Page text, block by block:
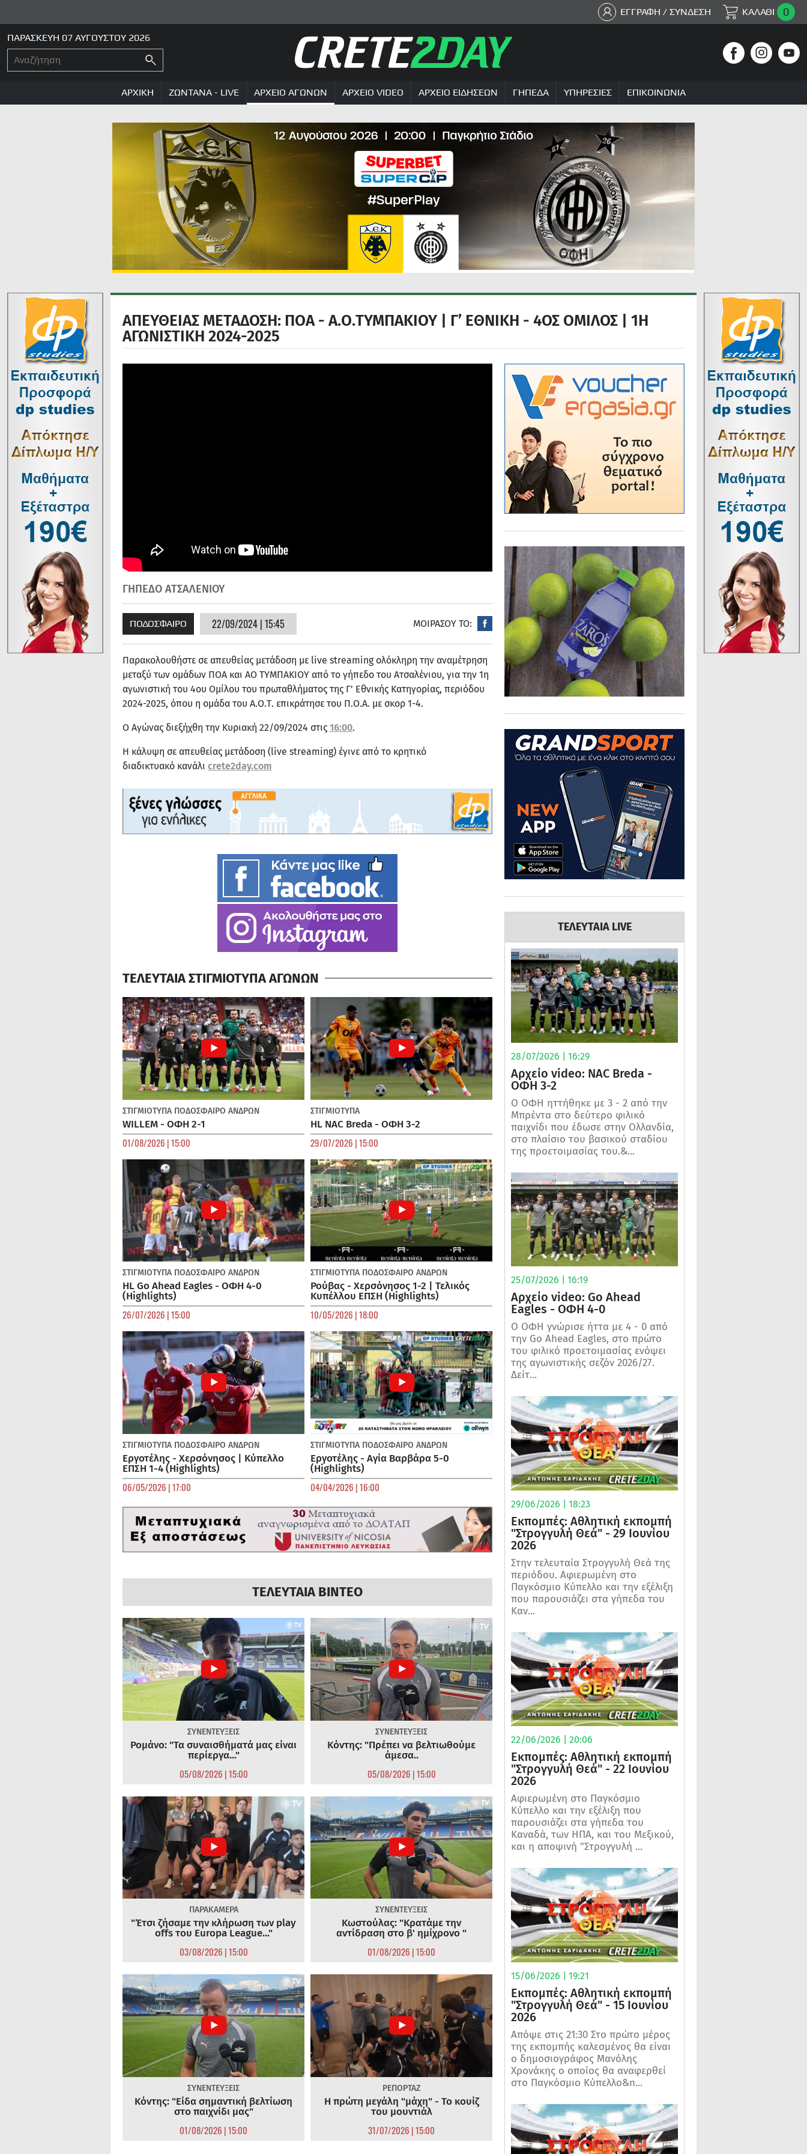
ΕΓΓΡΑΦΗ / ΣΥΝΔΕΣΗ ΚΑΛΑΘΙ 0
ΠΑΡΑΣΚΕΥΗ 07 ΑΥΓΟΥΣΤΟΥ 2026
ΑΡΧΙΚΗ ΖΩΝΤΑΝΑ - LIVE ΑΡΧΕΙΟ ΑΓΩΝΩΝ ΑΡΧΕΙΟ VIDEO ΑΡΧΕΙΟ ΕΙΔΗΣΕΩΝ ΓΗΠΕΔΑ ΥΠΗΡΕΣΙΕΣ ΕΠΙΚΟΙΝΩΝΙΑ
ΑΠΕΥΘΕΙΑΣ ΜΕΤΑΔΟΣΗ: ΠΟΑ - Α.Ο.ΤΥΜΠΑΚΙΟΥ | Γ’ ΕΘΝΙΚΗ - 4ΟΣ ΟΜΙΛΟΣ | 1Η
ΑΓΩΝΙΣΤΙΚΗ 2024-2025
ΓΗΠΕΔΟ ΑΤΣΑΛΕΝΙΟΥ
ΠΟΔΟΣΦΑΙΡΟ 22/09/2024 | 15:45 ΜΟΙΡΑΣΟΥ ΤΟ:
Παρακολουθήστε σε απευθείας μετάδοση με live streaming ολόκληρη την αναμέτρηση
μεταξύ των ομάδων ΠΟΑ και ΑΟ ΤΥΜΠΑΚΙΟΥ από το γήπεδο του Ατσαλένιου, για την 1η
αγωνιστική του 4ου Ομίλου του πρωταθλήματος της Γ' Εθνικής Κατηγορίας, περιόδου
2024-2025, όπου η ομάδα του Α.Ο.Τ. επικράτησε του Π.Ο.Α. με σκορ 1-4.
Ο Αγώνας διεξήχθη την Κυριακή 22/09/2024 στις 16:00.
Η κάλυψη σε απευθείας μετάδοση (live streaming) έγινε από το κρητικό
διαδικτυακό κανάλι crete2day.com
ΤΕΛΕΥΤΑΙΑ ΣΤΙΓΜΙΟΤΥΠΑ ΑΓΩΝΩΝ
ΣΤΙΓΜΙΟΤΥΠΑ ΠΟΔΌΣΦΑΙΡΟ ΑΝΔΡΏΝ
WILLEM - ΟΦΗ 2-1
01/08/2026 | 15:00
ΣΤΙΓΜΙΟΤΥΠΑ
HL NAC Breda - ΟΦΗ 3-2
29/07/2026 | 15:00
ΣΤΙΓΜΙΟΤΥΠΑ ΠΟΔΌΣΦΑΙΡΟ ΑΝΔΡΏΝ
HL Go Ahead Eagles - ΟΦΗ 4-0
(Highlights)
26/07/2026 | 15:00
ΣΤΙΓΜΙΟΤΥΠΑ ΠΟΔΌΣΦΑΙΡΟ ΑΝΔΡΏΝ
Ρούβας - Χερσόνησος 1-2 | Τελικός
Κυπέλλου ΕΠΣΗ (Highlights)
10/05/2026 | 18:00
ΣΤΙΓΜΙΟΤΥΠΑ ΠΟΔΌΣΦΑΙΡΟ ΑΝΔΡΏΝ
Εργοτέλης - Χερσόνησος | Κύπελλο
ΕΠΣΗ 1-4 (Highlights)
06/05/2026 | 17:00
ΣΤΙΓΜΙΟΤΥΠΑ ΠΟΔΌΣΦΑΙΡΟ ΑΝΔΡΏΝ
Εργοτέλης - Αγία Βαρβάρα 5-0
(Highlights)
04/04/2026 | 16:00
ΤΕΛΕΥΤΑΙΑ ΒΙΝΤΕΟ
ΣΥΝΕΝΤΕΥΞΕΙΣ
Ρομάνο: "Τα συναισθήματά μας είναι
περίεργα..."
05/08/2026 | 15:00
ΣΥΝΕΝΤΕΥΞΕΙΣ
Κόντης: "Πρέπει να βελτιωθούμε
άμεσα..
05/08/2026 | 15:00
ΠΑΡΑΚΑΜΕΡΑ
"Έτσι ζήσαμε την κλήρωση των play
offs του Europa League..."
03/08/2026 | 15:00
ΣΥΝΕΝΤΕΥΞΕΙΣ
Κωστούλας: "Κρατάμε την
αντίδραση στο β' ημίχρονο "
01/08/2026 | 15:00
ΣΥΝΕΝΤΕΥΞΕΙΣ
Κόντης: "Είδα σημαντική βελτίωση
στο παιχνίδι μας"
01/08/2026 | 15:00
ΡΕΠΟΡΤΑΖ
Η πρώτη μεγάλη "μάχη" - Το κουίζ
του μουντιάλ
31/07/2026 | 15:00
ΤΕΛΕΥΤΑΙΑ LIVE
28/07/2026 | 16:29
Αρχείο video: NAC Breda -
ΟΦΗ 3-2
Ο ΟΦΗ ηττήθηκε με 3 - 2 από την
Μπρέντα στο δεύτερο φιλικό
παιχνίδι που έδωσε στην Ολλανδία,
στο πλαίσιο του βασικού σταδίου
της προετοιμασίας του.&...
25/07/2026 | 16:19
Αρχείο video: Go Ahead
Eagles - ΟΦΗ 4-0
Ο ΟΦΗ γνώρισε ήττα με 4 - 0 από
την Go Ahead Eagles, στο πρώτο
του φιλικό προετοιμασίας ενόψει
της αγωνιστικής σεζόν 2026/27.
Δείτ...
29/06/2026 | 18:23
Εκπομπές: Αθλητική εκπομπή
"Στρογγυλή Θεά" - 29 Ιουνίου
2026
Στην τελευταία Στρογγυλή Θεά της
περιόδου. Αφιερωμένη στο
Παγκόσμιο Κύπελλο και την εξέλιξη
που παρουσιάζει στα γήπεδα του
Καν...
22/06/2026 | 20:06
Εκπομπές: Αθλητική εκπομπή
"Στρογγυλή Θεά" - 22 Ιουνίου
2026
Αφιερωμένη στο Παγκόσμιο
Κύπελλο και την εξέλιξη που
παρουσιάζει στα γήπεδα του
Καναδά, των ΗΠΑ, και του Μεξικού,
και η αποψινή "Στρογγυλή ...
15/06/2026 | 19:21
Εκπομπές: Αθλητική εκπομπή
"Στρογγυλή Θεά" - 15 Ιουνίου
2026
Απόψε στις 21:30 Στο πρώτο μέρος
της εκπομπής καλεσμένος θα είναι
ο δημοσιογράφος Μανόλης
Χρονάκης ο οποίος θα αναφερθεί
στο Παγκόσμιο Κύπελλο&n...